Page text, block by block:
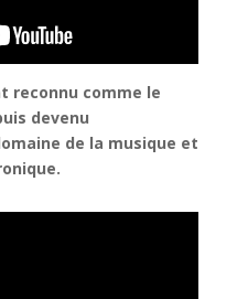
reconnu comme le
devenu
de la musique et